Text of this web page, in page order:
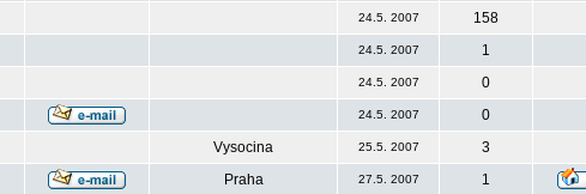
24.5. 2007
158
24.5. 2007
1
24.5. 2007
0
24.5. 2007
0
Vysocina 25.5. 2007
3
Praha 27.5. 2007
1